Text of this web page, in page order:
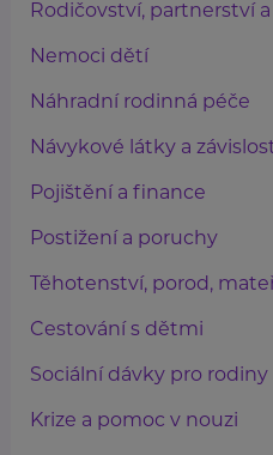
Rodičovství, partnerství
Nemoci dětí
Náhradní rodinná péče
Návykové látky a
Pojištění a finance
Postižení a poruchy
Těhotenství, porod,
Cestování s dětmi
Sociální dávky pro rodiny
Krize a pomoc v nouzi